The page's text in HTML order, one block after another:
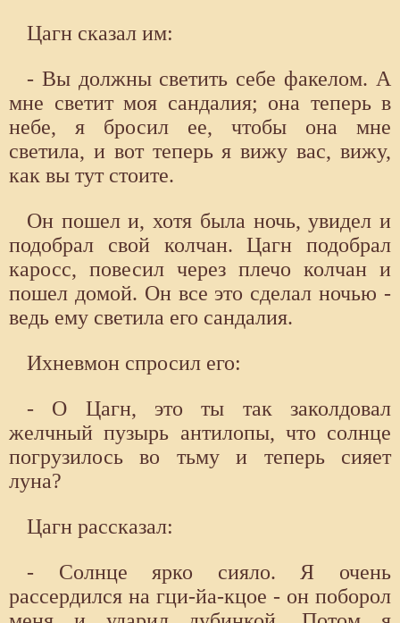
Цагн сказал им:
- Вы должны светить себе факелом. А
мне светит моя сандалия; она теперь в
небе, я бросил ее, чтобы она мне
светила, и вот теперь я вижу вас, вижу,
как вы тут стоите.
Он пошел и, хотя была ночь, увидел и
подобрал свой колчан. Цагн подобрал
каросс, повесил через плечо колчан и
пошел домой. Он все это сделал ночью -
ведь ему светила его сандалия.
Ихневмон спросил его:
- О Цагн, это ты так заколдовал
желчный пузырь антилопы, что солнце
погрузилось во тьму и теперь сияет
луна?
Цагн рассказал:
- Солнце ярко сияло. Я очень
рассердился на гци-йа-кцое - он поборол